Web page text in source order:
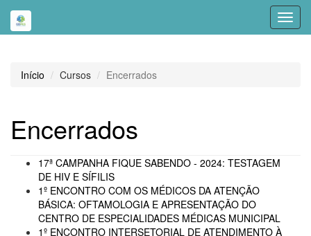
Início Cursos Encerrados
Encerrados
17ª CAMPANHA FIQUE SABENDO - 2024: TESTAGEM
DE HIV E SÍFILIS
1º ENCONTRO COM OS MÉDICOS DA ATENÇÃO
BÁSICA: OFTAMOLOGIA E APRESENTAÇÃO DO
CENTRO DE ESPECIALIDADES MÉDICAS MUNICIPAL
1º ENCONTRO INTERSETORIAL DE ATENDIMENTO À